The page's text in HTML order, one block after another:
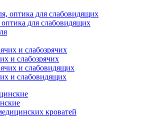
для слабовидящих
и слабозрячих
и слабовидящих